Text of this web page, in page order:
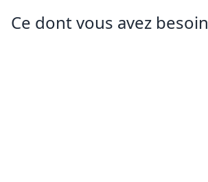
Ce dont vous avez besoin